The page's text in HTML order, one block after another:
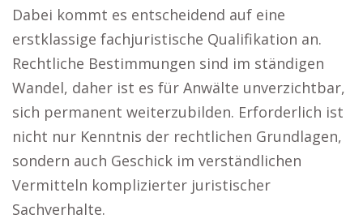
Dabei kommt es entscheidend auf eine
erstklassige fachjuristische Qualifikation an.
Rechtliche Bestimmungen sind im ständigen
Wandel, daher ist es für Anwälte unverzichtbar,
sich permanent weiterzubilden. Erforderlich ist
nicht nur Kenntnis der rechtlichen Grundlagen,
sondern auch Geschick im verständlichen
Vermitteln komplizierter juristischer
Sachverhalte.